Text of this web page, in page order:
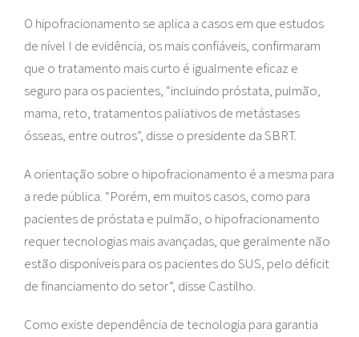
O hipofracionamento se aplica a casos em que estudos
de nível I de evidência, os mais confiáveis, confirmaram
que o tratamento mais curto é igualmente eficaz e
seguro para os pacientes, “incluindo próstata, pulmão,
mama, reto, tratamentos paliativos de metástases
ósseas, entre outros”, disse o presidente da SBRT.
A orientação sobre o hipofracionamento é a mesma para
a rede pública. “Porém, em muitos casos, como para
pacientes de próstata e pulmão, o hipofracionamento
requer tecnologias mais avançadas, que geralmente não
estão disponíveis para os pacientes do SUS, pelo déficit
de financiamento do setor”, disse Castilho.
Como existe dependência de tecnologia para garantia